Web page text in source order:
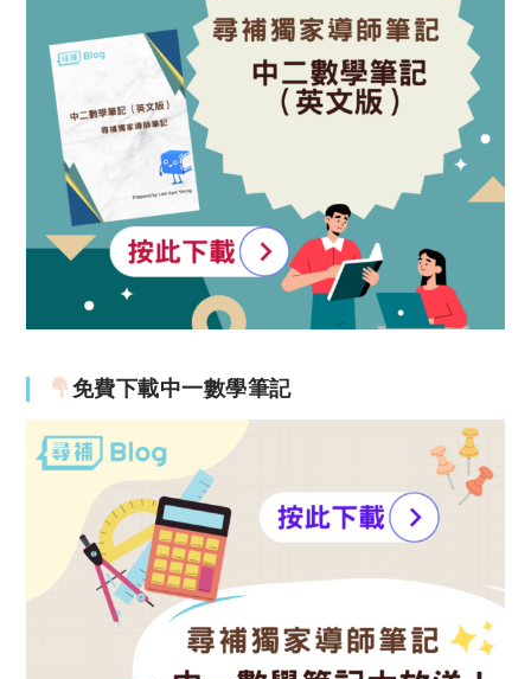
免費下載中一數學筆記